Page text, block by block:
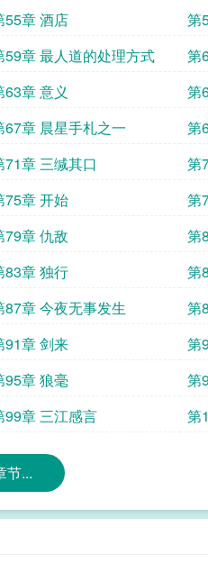
55章 酒店
第
59章 最人道的处理方式
第
63章 意义
第
67章 晨星手札之一
第
71章 三缄其口
第
75章 开始
第
79章 仇敌
第
83章 独行
第
87章 今夜无事发生
第
91章 剑来
第
95章 狼毫
第
99章 三江感言 第
节...